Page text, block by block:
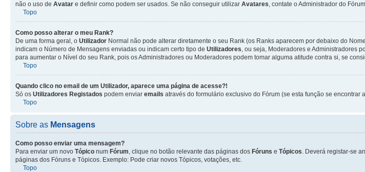
não o uso de Avatar e definir como podem ser usados. Se não conseguir utilizar Avatares, contate o Administrador do
Topo
Como posso alterar o meu Rank?
De uma forma geral, o Utilizador Normal não pode alterar diretamente o seu Rank (os Ranks aparecem por debaixo do
indicam o Número de Mensagens enviadas ou indicam certo tipo de Utilizadores, ou seja, Moderadores e Administradores
para aumentar o Nível do seu Rank, pois os Administradores ou Moderadores podem tomar alguma atitude contra si, se
Topo
Quando clico no email de um Utilizador, aparece uma página de acesse?!
Só os Utilizadores Registados podem enviar emails através do formulário exclusivo do Fórum (se esta função se
Topo
Sobre as Mensagens
Como posso enviar uma mensagem?
Para enviar um novo Tópico num Fórum, clique no botão relevante das páginas dos Fóruns e Tópicos. Deverá registar-se
páginas dos Fóruns e Tópicos. Exemplo: Pode criar novos Tópicos, votações, etc.
Topo